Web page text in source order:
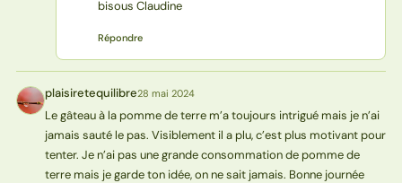
bisous Claudine
Répondre
P plaisiretequilibre28 mai 2024
Le gâteau à la pomme de terre m’a toujours intrigué mais je n’ai
jamais sauté le pas. Visiblement il a plu, c’est plus motivant pour
tenter. Je n’ai pas une grande consommation de pomme de
terre mais je garde ton idée, on ne sait jamais. Bonne journée